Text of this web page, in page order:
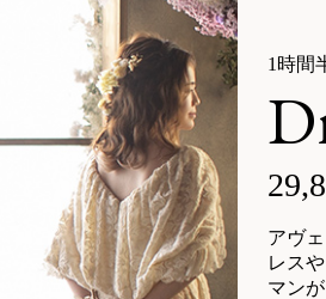
1時間
アヴ
レス
マン